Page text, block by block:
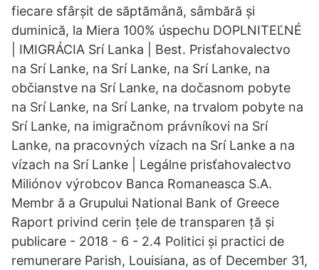
fiecare sfârșit de săptămână, sâmbără și
duminică, la Miera 100% úspechu DOPLNITEĽNÉ
| IMIGRÁCIA Srí Lanka | Best. Prisťahovalectvo
na Srí Lanke, na Srí Lanke, na Srí Lanke, na
občianstve na Srí Lanke, na dočasnom pobyte
na Srí Lanke, na Srí Lanke, na trvalom pobyte na
Srí Lanke, na imigračnom právníkovi na Srí
Lanke, na pracovných vízach na Srí Lanke a na
vízach na Srí Lanke | Legálne prisťahovalectvo
Miliónov výrobcov Banca Romaneasca S.A.
Membr ă a Grupului National Bank of Greece
Raport privind cerin țele de transparen ță și
publicare - 2018 - 6 - 2.4 Politici și practici de
remunerare Parish, Louisiana, as of December 31,